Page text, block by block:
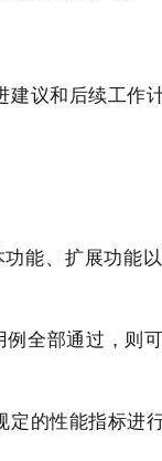
议和后续工作计
能、扩展功能
全部通过，则
的性能指标进行